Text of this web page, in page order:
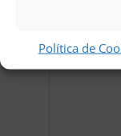
Política de